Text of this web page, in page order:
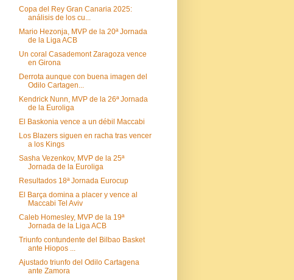
Copa del Rey Gran Canaria 2025:
análisis de los cu...
Mario Hezonja, MVP de la 20ª Jornada
de la Liga ACB
Un coral Casademont Zaragoza vence
en Girona
Derrota aunque con buena imagen del
Odilo Cartagen...
Kendrick Nunn, MVP de la 26ª Jornada
de la Euroliga
El Baskonia vence a un débil Maccabi
Los Blazers siguen en racha tras vencer
a los Kings
Sasha Vezenkov, MVP de la 25ª
Jornada de la Euroliga
Resultados 18ª Jornada Eurocup
El Barça domina a placer y vence al
Maccabi Tel Aviv
Caleb Homesley, MVP de la 19ª
Jornada de la Liga ACB
Triunfo contundente del Bilbao Basket
ante Hiopos ...
Ajustado triunfo del Odilo Cartagena
ante Zamora